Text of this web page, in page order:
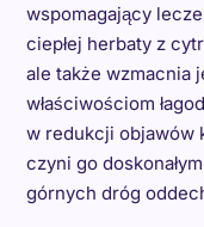
wspomagający
ciepłej herbaty z
ale także wzmacnia
właściwościom
w redukcji objawów
czyni go
górnych dróg